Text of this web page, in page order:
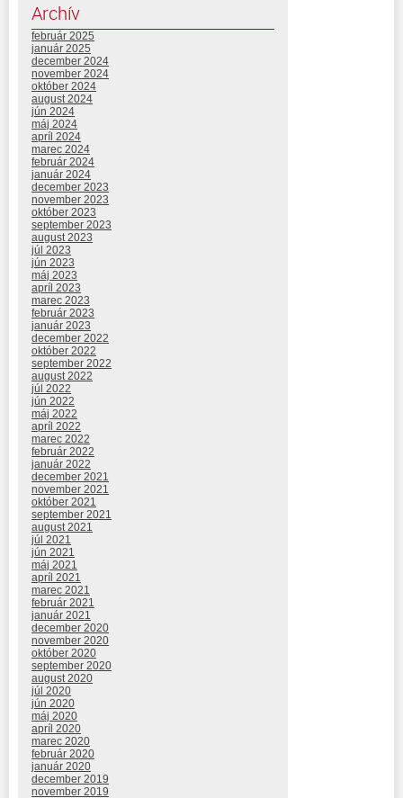
Archív
február 2025
január 2025
december 2024
november 2024
október 2024
august 2024
jún 2024
máj 2024
apríl 2024
marec 2024
február 2024
január 2024
december 2023
november 2023
október 2023
september 2023
august 2023
júl 2023
jún 2023
máj 2023
apríl 2023
marec 2023
február 2023
január 2023
december 2022
október 2022
september 2022
august 2022
júl 2022
jún 2022
máj 2022
apríl 2022
marec 2022
február 2022
január 2022
december 2021
november 2021
október 2021
september 2021
august 2021
júl 2021
jún 2021
máj 2021
apríl 2021
marec 2021
február 2021
január 2021
december 2020
november 2020
október 2020
september 2020
august 2020
júl 2020
jún 2020
máj 2020
apríl 2020
marec 2020
február 2020
január 2020
december 2019
november 2019